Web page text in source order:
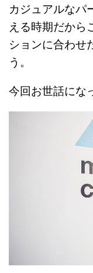
カジュアルなパ
える時期だから
ションに合わせ
う。
今回お世話にな